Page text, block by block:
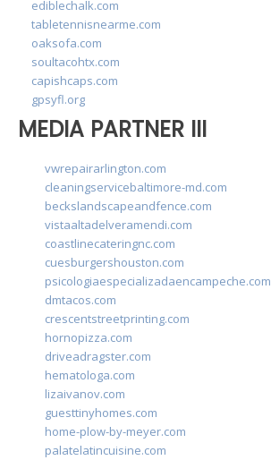
ediblechalk.com
tabletennisnearme.com
oaksofa.com
soultacohtx.com
capishcaps.com
gpsyfl.org
MEDIA PARTNER III
vwrepairarlington.com
cleaningservicebaltimore-md.com
beckslandscapeandfence.com
vistaaltadelveramendi.com
coastlinecateringnc.com
cuesburgershouston.com
psicologiaespecializadaencampeche.com
dmtacos.com
crescentstreetprinting.com
hornopizza.com
driveadragster.com
hematologa.com
lizaivanov.com
guesttinyhomes.com
home-plow-by-meyer.com
palatelatincuisine.com